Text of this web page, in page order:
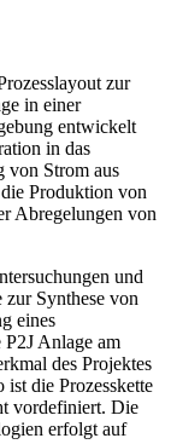
zur
in einer
entwickelt
in das
von Strom aus
Produktion von
Abregelungen von
und
Synthese von
eines
Anlage am
des Projektes
ist die Prozesskette
vordefiniert. Die
erfolgt auf